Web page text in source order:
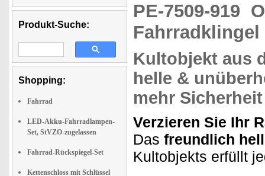
Produkt-Suche:
Shopping:
Fahrrad
LED-Akku-Fahrradlampen-
Set, StVZO-zugelassen
Fahrrad-Rückspiegel-Set
Kettenschloss mit Schlüssel
PE-7509-919
Fahrradklingel
Kultobjekt aus
helle &
mehr Sicherheit
Verzieren Sie Ihr
Das freundlich
Kultobjekts erfüllt